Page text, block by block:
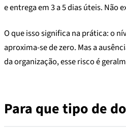
e entrega em 3 a 5 dias úteis. Não
O que isso significa na prática: o
aproxima-se de zero. Mas a
da organização, esse risco é
Para que tipo de